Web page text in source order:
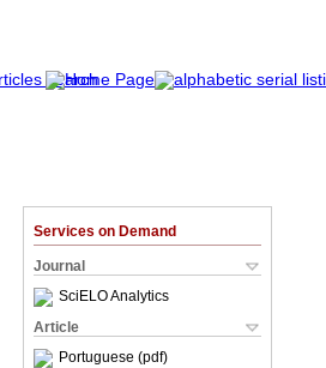
Services on Demand
Journal
SciELO Analytics
Article
Portuguese (pdf)